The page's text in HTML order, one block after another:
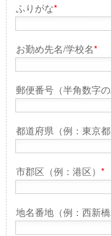
ふりがな*
お勤め先名/学校名*
郵便番号（半角数字
都道府県（例：東京都
市郡区（例：港区） *
地名番地（例：西新橋